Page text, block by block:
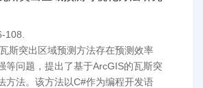
108.
斯突出区域预测方法存在预测效率
等问题，提出了基于ArcGIS的瓦斯突
方法。该方法以C#作为编程开发语